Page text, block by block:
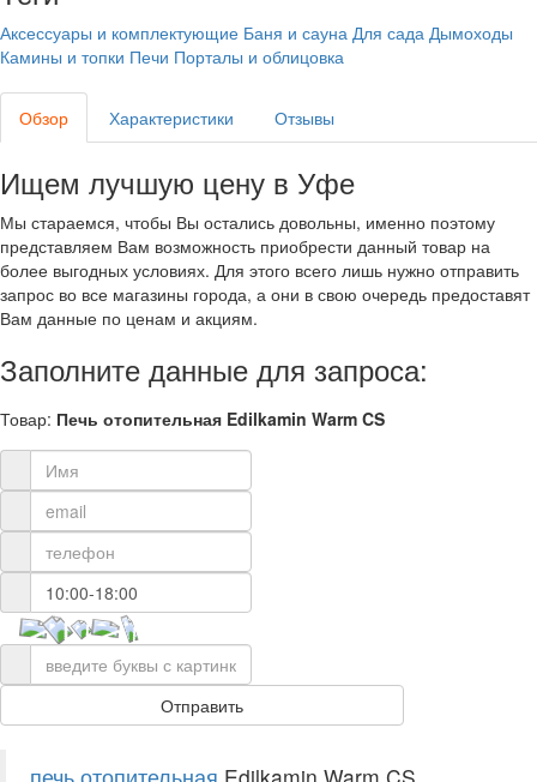
Аксессуары и комплектующие Баня и сауна Для сада Дымоходы
Камины и топки Печи Порталы и облицовка
Обзор Характеристики Отзывы
Ищем лучшую цену в Уфе
Мы стараемся, чтобы Вы остались довольны, именно поэтому
представляем Вам возможность приобрести данный товар на
более выгодных условиях. Для этого всего лишь нужно отправить
запрос во все магазины города, а они в свою очередь предоставят
Вам данные по ценам и акциям.
Заполните данные для запроса:
Товар: Печь отопительная Edilkamin Warm CS